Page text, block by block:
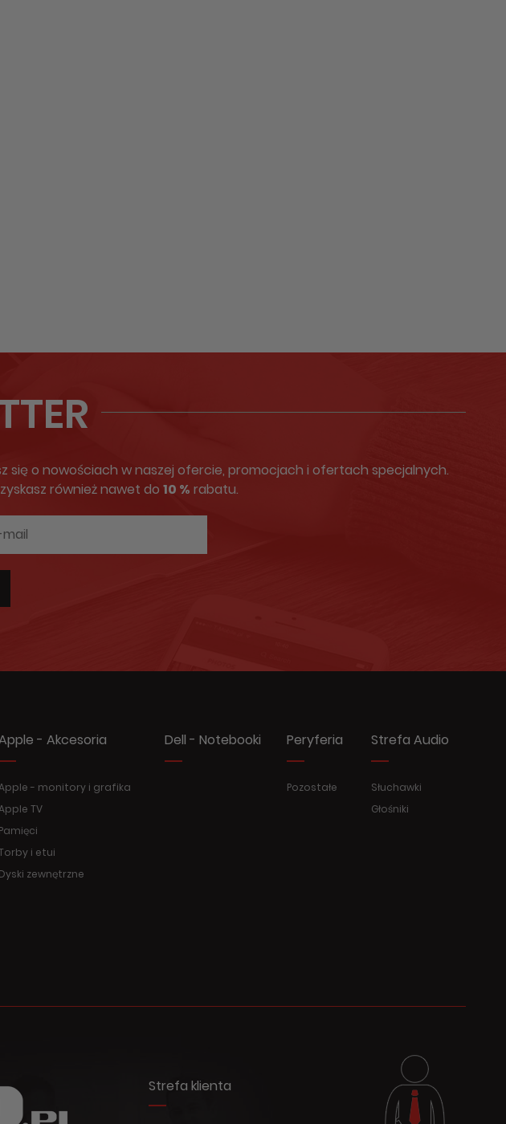
się o nowościach w naszej ofercie, promocjach i ofertach specjalnych.
zyskasz również nawet do 10 % rabatu.
- Akcesoria
- monitory i grafika
TV
Pamięci
i etui
Dyski zewnętrzne
Dell - Notebooki Peryferia
Pozostałe
Strefa Audio
Słuchawki
Głośniki
Strefa klienta